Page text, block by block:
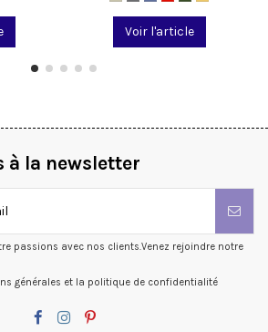
Voir l'article
à la newsletter
passions avec nos clients.Venez rejoindre notre
générales et la politique de confidentialité